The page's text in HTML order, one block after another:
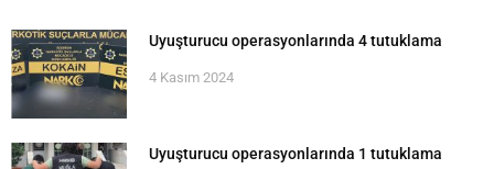
Uyuşturucu operasyonlarında 4 tutuklama
4 Kasım 2024
Uyuşturucu operasyonlarında 1 tutuklama